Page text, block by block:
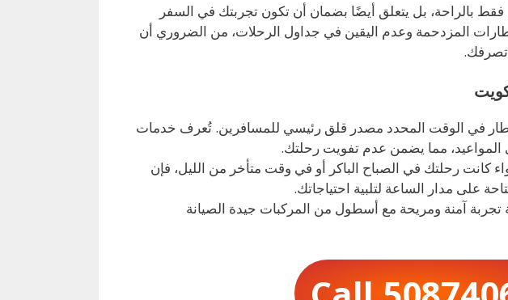
فقط بالراحة، بل يتعلق أيضًا بضمان أن تكون تجربتك في السفر
المزدحمة وعدم اليقين في جداول الرحلات، من الضروري أن
في الوقت المحدد مصدر قلق رئيسي للمسافرين. تُعرف خدمات
مما يضمن عدم تفويت رحلتك.
مدار 24 ساعة: سواء كانت رحلتك في الصباح الباكر أو في وقت متأخر من الليل، فإن
على مدار الساعة لتلبية احتياجاتك.
تجربة آمنة ومريحة مع أسطول من المركبات جيدة الصيانة